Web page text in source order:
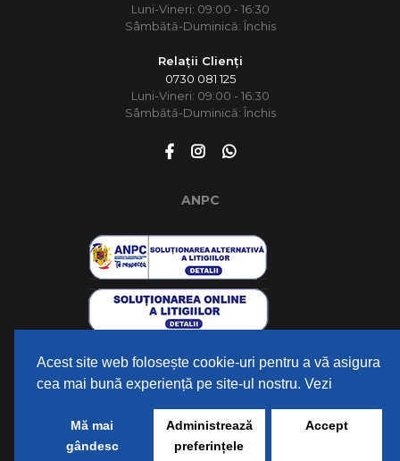
Acest site web folosește cookie-uri pentru a vă asigura
cea mai bună experiență pe site-ul nostru. Vezi
Mă mai
gândesc
Administrează
preferințele
Accept
Luni-Vineri: 09:00 - 16:30
Sâmbătă-Duminică: Închis
Relații Clienți
0730 081 125
Luni-Vineri: 09:00 - 16:30
Sâmbătă-Duminică: Închis
ANPC
MENIU
Copyright Dolcedormire © 2025. Toate drepturile rezervate.